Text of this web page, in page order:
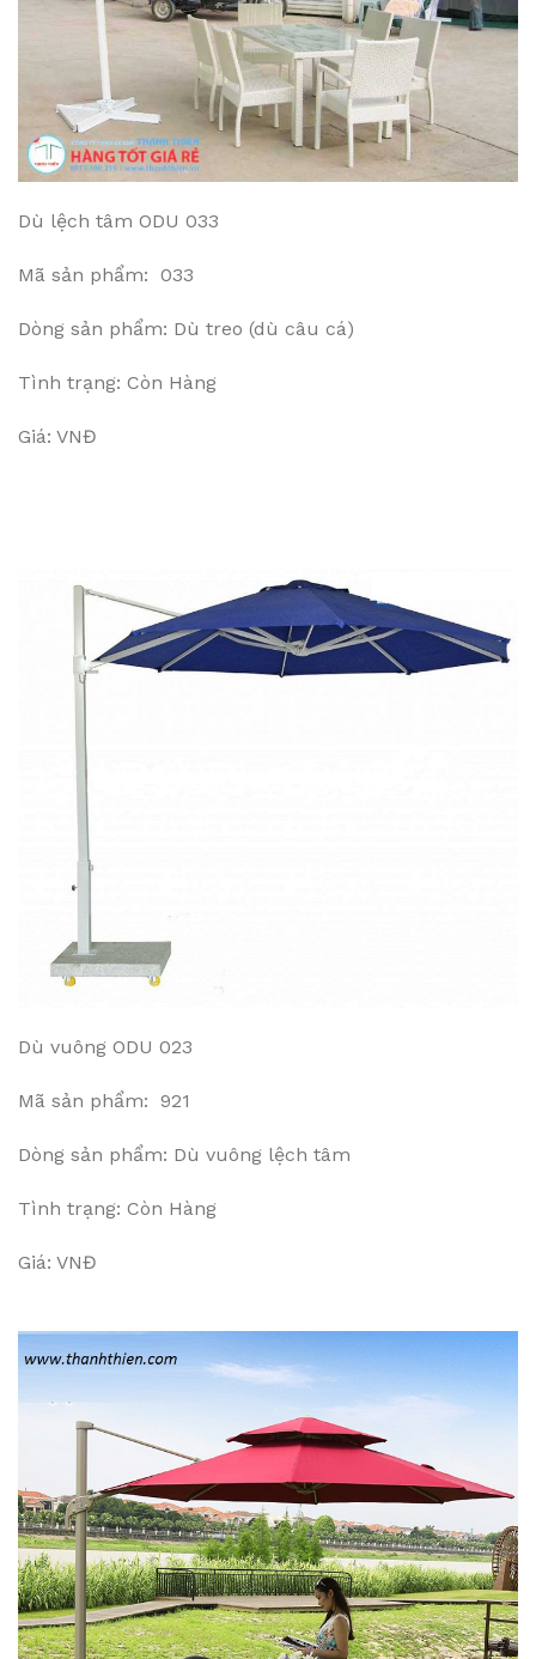
Dù lệch tâm ODU 033
Mã sản phẩm: 033
Dòng sản phẩm: Dù treo (dù câu cá)
Tình trạng: Còn Hàng
Giá: VNĐ
Dù vuông ODU 023
Mã sản phẩm: 921
Dòng sản phẩm: Dù vuông lệch tâm
Tình trạng: Còn Hàng
Giá: VNĐ